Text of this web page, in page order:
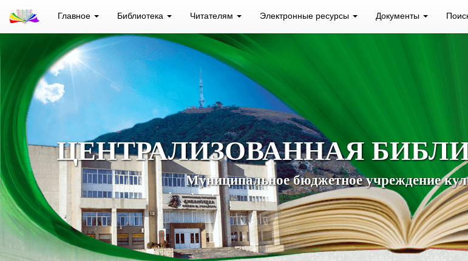
Главное Библиотека Читателям Электронные ресурсы Документы
ЦЕНТРАЛИЗОВАННАЯ
Муниципальное бюджетное учреждение